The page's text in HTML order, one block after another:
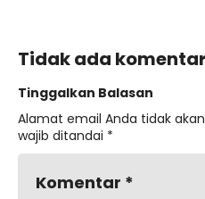
Tidak ada komentar
Tinggalkan Balasan
Alamat email Anda tidak
wajib ditandai *
Komentar *